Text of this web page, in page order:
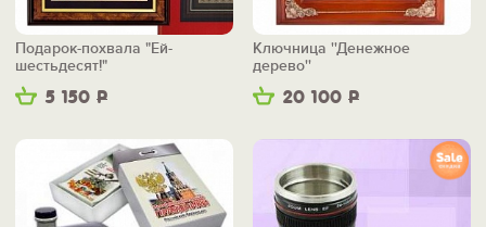
5 150 Р
Подарок-похвала "Ей-
шестьдесят!"
20 100 Р
Ключница ''Денежное
дерево''